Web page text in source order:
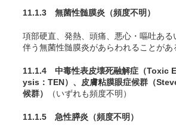
11.1.3 無菌性髄膜炎 （頻度不明）
項部硬直、発熱、頭痛、悪心・嘔吐ある
伴う無菌性髄膜炎があらわれることがあ
11.1.4 中毒性表皮壊死融解症（Toxic
ysis：TEN）、皮膚粘膜眼症候群（
候群）
（いずれも頻度不明）
11.1.5 急性膵炎 （頻度不明）